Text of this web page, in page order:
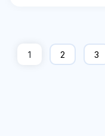
1 2 3